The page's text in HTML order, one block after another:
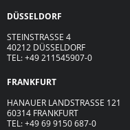
DÜSSELDORF
STEINSTRASSE 4
40212 DÜSSELDORF
TEL: +49 211545907-0
FRANKFURT
HANAUER LANDSTRASSE 121
60314 FRANKFURT
TEL: +49 69 9150 687-0